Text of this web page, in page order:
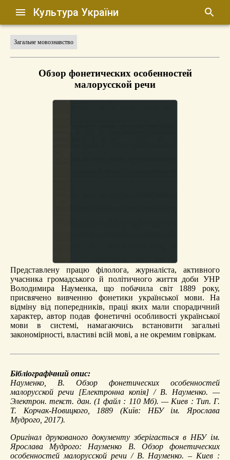
Культура України
Загальне мовознавство
Обзор фонетических особенностей
малорусской речи
Представлену працю філолога, журналіста, активного
учасника громадського й політичного життя доби УНР
Володимира Науменка, що побачила світ 1889 року,
присвячено вивченню фонетики української мови. На
відміну від попередників, праці яких мали спорадичний
характер, автор подав фонетичні особливості української
мови в системі, намагаючись встановити загальні
закономірності, властиві всій мові, а не окремим говіркам.
Бібліографічний опис:
Науменко, В. Обзор фонетических особенностей
малорусской речи [Електронна копія] / В. Науменко. —
Электрон. текст. дан. (1 файл : 110 Мб). — Киев : Тип. Г.
Т. Корчак-Новицкого, 1889 (Київ: НБУ ім. Ярослава
Мудрого, 2017).
Оригінал друкованого документу зберігається в НБУ ім.
Ярослава Мудрого: Науменко В. Обзор фонетических
особенностей малорусской речи / В. Науменко. – Киев :